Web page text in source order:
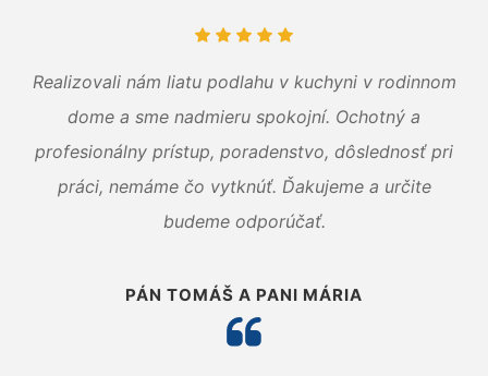
Realizovali nám liatu podlahu v kuchyni v rodinnom
dome a sme nadmieru spokojní. Ochotný a
profesionálny prístup, poradenstvo, dôslednosť pri
práci, nemáme čo vytknúť. Ďakujeme a určite
budeme odporúčať.
PÁN TOMÁŠ A PANI MÁRIA